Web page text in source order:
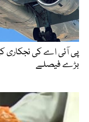
پی آئی اے کی نجکاری
بڑے فیصلے